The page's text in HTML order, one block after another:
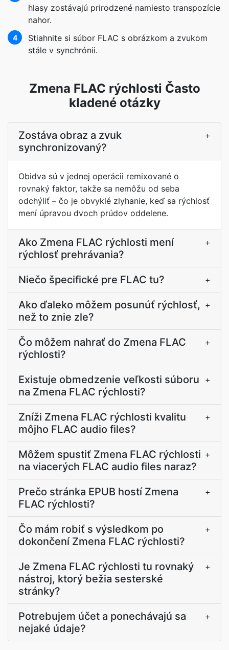
hlasy zostávajú prirodzené namiesto transpozície
nahor.
4
Stiahnite si súbor FLAC s obrázkom a zvukom
stále v synchrónii.
Zmena FLAC rýchlosti Často
kladené otázky
Zostáva obraz a zvuk
synchronizovaný?
+
Obidva sú v jednej operácii remixované o
rovnaký faktor, takže sa nemôžu od seba
odchýliť – čo je obvyklé zlyhanie, keď sa rýchlosť
mení úpravou dvoch prúdov oddelene.
Ako Zmena FLAC rýchlosti mení
rýchlosť prehrávania?
+
Niečo špecifické pre FLAC tu? +
Ako ďaleko môžem posunúť rýchlosť,
než to znie zle?
+
Čo môžem nahrať do Zmena FLAC
rýchlosti?
+
Existuje obmedzenie veľkosti súboru
na Zmena FLAC rýchlosti?
+
Zníži Zmena FLAC rýchlosti kvalitu
môjho FLAC audio files?
+
Môžem spustiť Zmena FLAC rýchlosti
na viacerých FLAC audio files naraz?
+
Prečo stránka EPUB hostí Zmena
FLAC rýchlosti?
+
Čo mám robiť s výsledkom po
dokončení Zmena FLAC rýchlosti?
+
Je Zmena FLAC rýchlosti tu rovnaký
nástroj, ktorý bežia sesterské
stránky?
+
Potrebujem účet a ponechávajú sa
nejaké údaje?
+